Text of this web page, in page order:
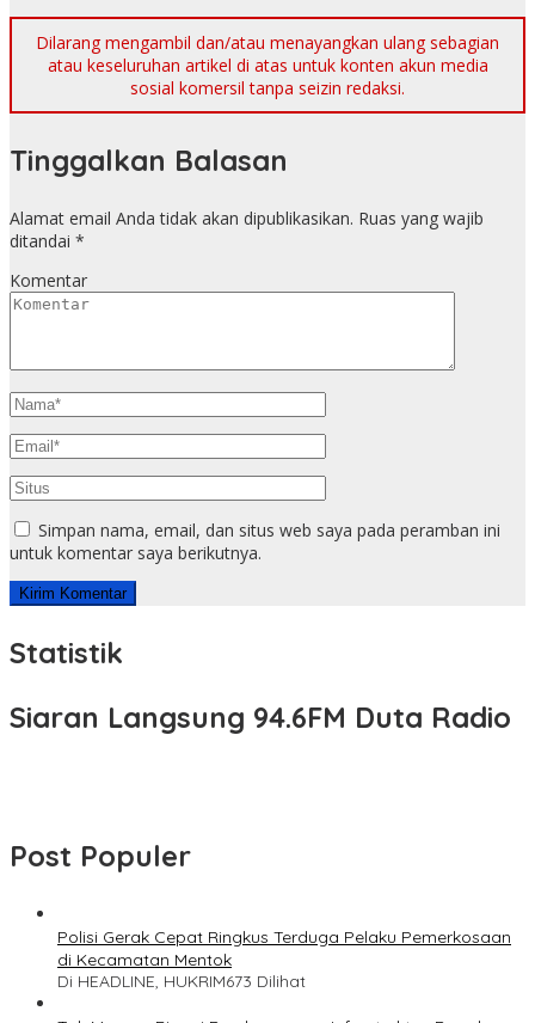
Dilarang mengambil dan/atau menayangkan ulang sebagian
atau keseluruhan artikel di atas untuk konten akun media
sosial komersil tanpa seizin redaksi.
Tinggalkan Balasan
Alamat email Anda tidak akan dipublikasikan. Ruas yang wajib
ditandai *
Komentar
Simpan nama, email, dan situs web saya pada peramban ini
untuk komentar saya berikutnya.
Statistik
Siaran Langsung 94.6FM Duta Radio
Post Populer
Polisi Gerak Cepat Ringkus Terduga Pelaku Pemerkosaan
di Kecamatan Mentok
Di HEADLINE, HUKRIM673 Dilihat